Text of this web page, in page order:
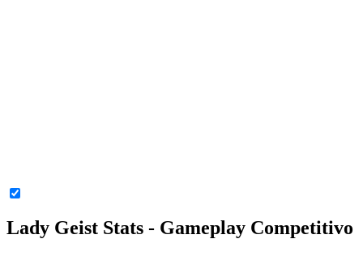
Lady Geist Stats - Gameplay Competitivo